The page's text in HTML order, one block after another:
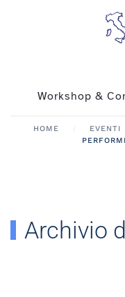
Skip to main content
Workshop &
HOME EVENTI
Archivio